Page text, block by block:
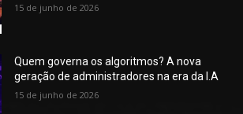
15 de junho de 2026
Quem governa os algoritmos? A nova
geração de administradores na era da I.A
15 de junho de 2026